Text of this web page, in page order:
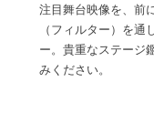
注目舞台映像を、前
（フィルター）を
ー。貴重なステージ
みください。